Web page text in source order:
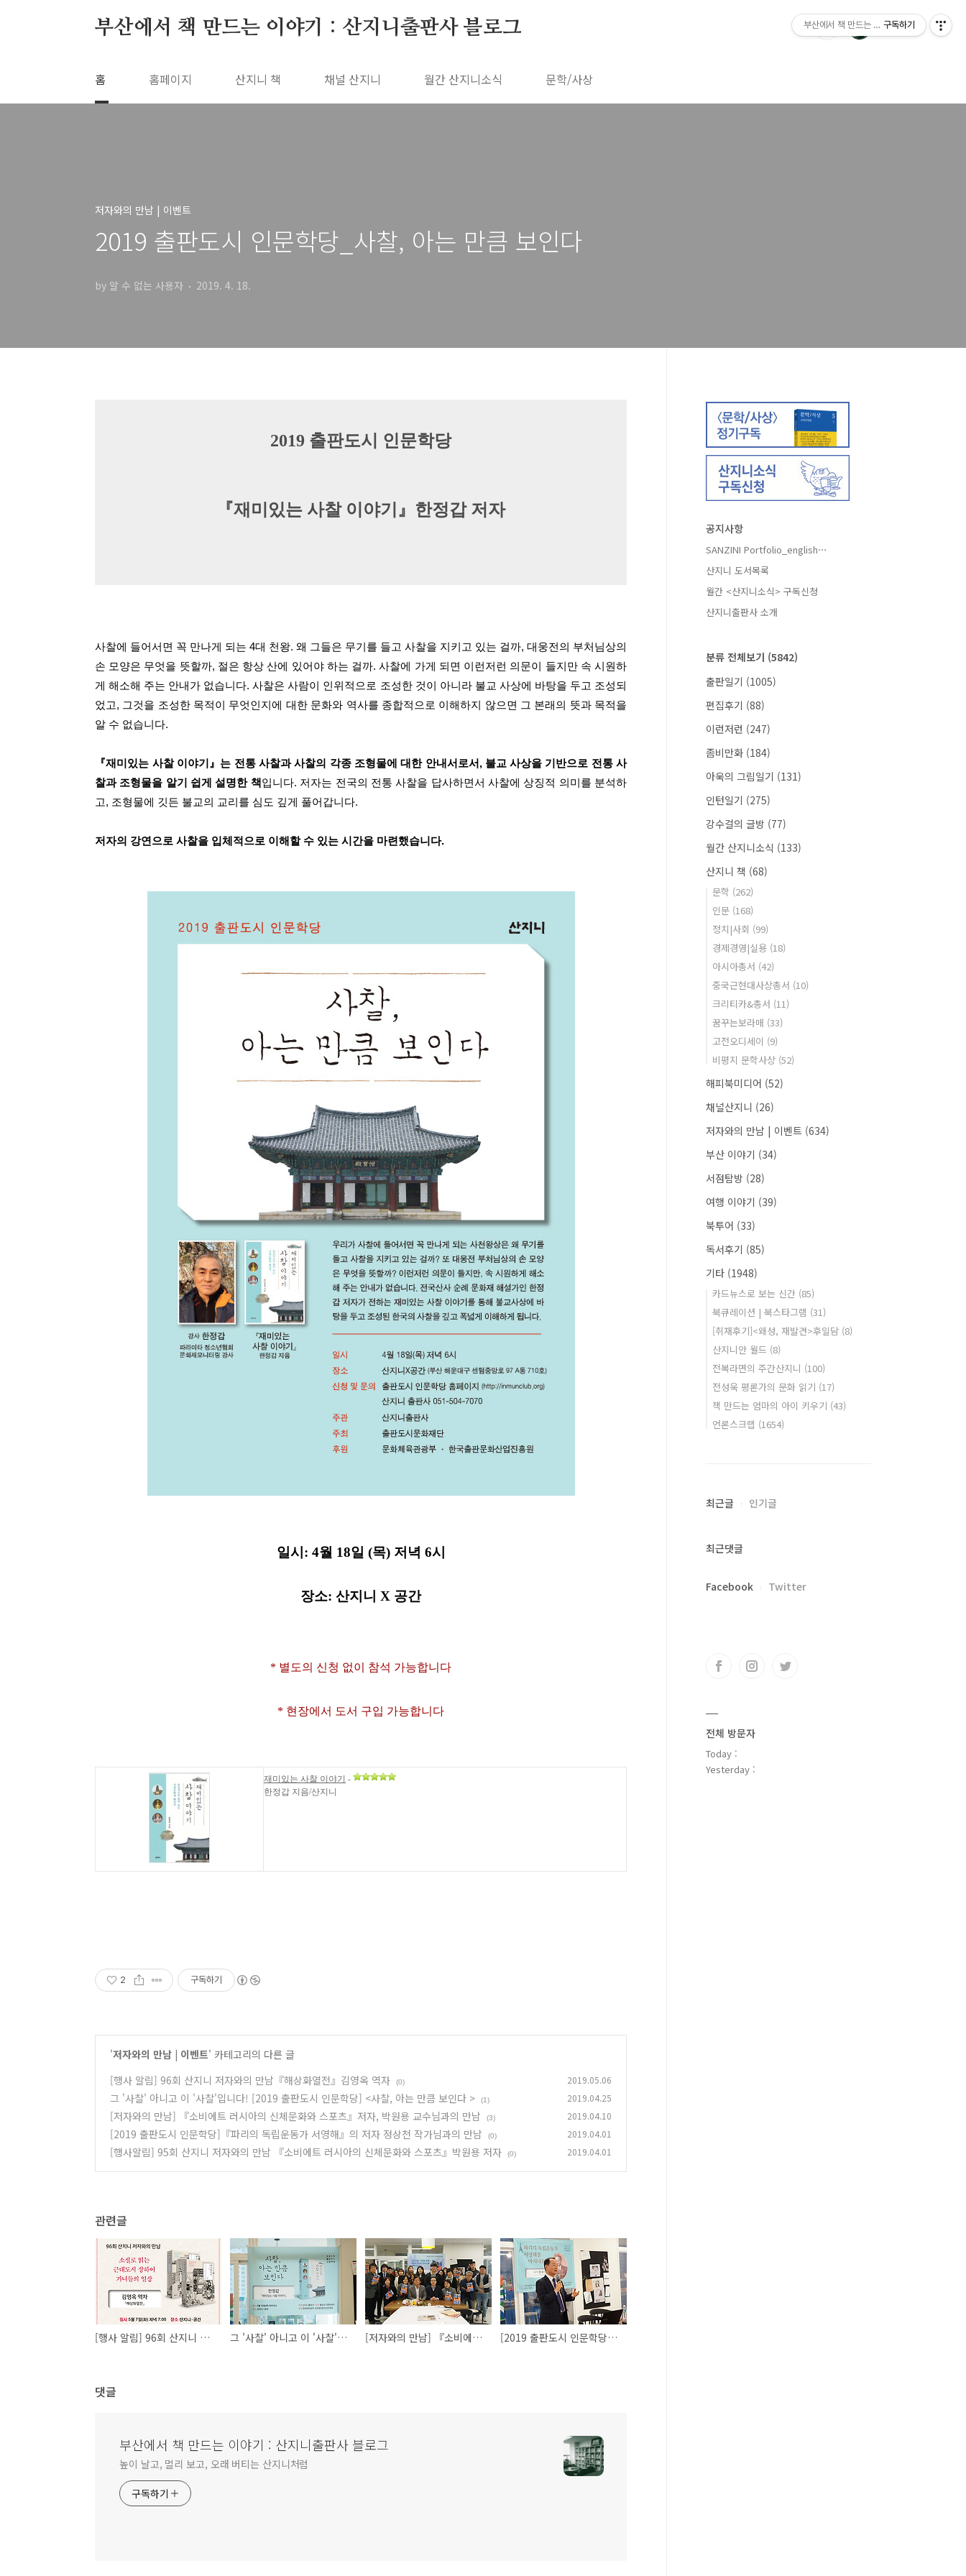
부산에서 책 만드는 이야기 : 산지니출판사 블로그
홈 홈페이지 산지니 책 채널 산지니 월간 산지니소식 문학/사상
저자와의 만남 | 이벤트
2019 출판도시 인문학당_사찰, 아는 만큼 보인다
by 알 수 없는 사용자 2019. 4. 18.
2019 출판도시 인문학당
『재미있는 사찰 이야기 』한정갑저자
사찰에 들어서면 꼭 만나게 되는 4대 천왕. 왜 그들은 무기를 들고 사찰을 지키고 있는 걸까, 대웅전의 부처님상의
손 모양은 무엇을 뜻할까, 절은 항상 산에 있어야 하는 걸까. 사찰에 가게 되면 이런저런 의문이 들지만 속 시원하
게 해소해 주는 안내가 없습니다. 사찰은 사람이 인위적으로 조성한 것이 아니라 불교 사상에 바탕을 두고 조성되
었고, 그것을 조성한 목적이 무엇인지에 대한 문화와 역사를 종합적으로 이해하지 않으면 그 본래의 뜻과 목적을
알 수 없습니다.
『재미있는 사찰 이야기』는 전통 사찰과 사찰의 각종 조형물에 대한 안내서로서, 불교 사상을 기반으로 전통 사
찰과 조형물을 알기 쉽게 설명한 책입니다. 저자는 전국의 전통 사찰을 답사하면서 사찰에 상징적 의미를 분석하
고, 조형물에 깃든 불교의 교리를 심도 깊게 풀어갑니다.
저자의 강연으로 사찰을 입체적으로 이해할 수 있는 시간을 마련했습니다.
일시: 4월 18일 (목) 저녁 6시
장소: 산지니 X 공간
* 별도의 신청 없이 참석 가능합니다
* 현장에서 도서 구입 가능합니다
재미있는 사찰 이야기 -
한정갑 지음/산지니
2 구독하기
'저자와의 만남 | 이벤트' 카테고리의 다른 글
[행사 알림] 96회 산지니 저자와의 만남『해상화열전』김영옥 역자
(0) 2019.05.06
그 '사찰' 아니고 이 '사찰'입니다! [2019 출판도시 인문학당] <사찰, 아는 만큼 보인다 > (1) 2019.04.25
[저자와의 만남] 『소비에트 러시아의 신체문화와 스포츠』저자, 박원용 교수님과의 만남 (3) 2019.04.10
[2019 출판도시 인문학당]『파리의 독립운동가 서영해』의 저자 정상천 작가님과의 만남 (0) 2019.04.01
[행사알림] 95회 산지니 저자와의 만남 『소비에트 러시아의 신체문화와 스포츠』박원용 저자 (0) 2019.04.01
관련글
[행사 알림] 96회 산지니 저자와의 만남『해상화열전』김영옥 역자 그 '사찰' 아니고 이 '사찰'입니다! [2019 출판도시 인문학당] <사찰, 아는 만큼 보인다 > [저자와의 만남] 『소비에트 러시아의 신체문화와 스포츠』저자, 박원용 교수님과의 만남 [2019 출판도시 인문학당]『파리의 독립운동가 서영해』의 저자 정상천 작가님과의 만남
댓글
부산에서 책 만드는 이야기 : 산지니출판사 블로그
높이 날고, 멀리 보고, 오래 버티는 산지니처럼
구독하기
공지사항
SANZINI Portfolio_english⋯
산지니 도서목록
월간 <산지니소식> 구독신청
산지니출판사 소개
분류 전체보기 (5842)
출판일기 (1005)
편집후기 (88)
이런저런 (247)
좀비만화 (184)
아욱의 그림일기 (131)
인턴일기 (275)
강수걸의 글방 (77)
월간 산지니소식 (133)
산지니 책 (68)
문학 (262)
인문 (168)
정치|사회 (99)
경제경영|실용 (18)
아시아총서 (42)
중국근현대사상총서 (10)
크리티카&총서 (11)
꿈꾸는보라매 (33)
고전오디세이 (9)
비평지 문학사상 (52)
해피북미디어 (52)
채널산지니 (26)
저자와의 만남 | 이벤트 (634)
부산 이야기 (34)
서점탐방 (28)
여행 이야기 (39)
북투어 (33)
독서후기 (85)
기타 (1948)
카드뉴스로 보는 신간 (85)
북큐레이션 | 북스타그램 (31)
[취재후기]<왜성, 재발견>후일담 (8)
산지니안 월드 (8)
전복라면의 주간산지니 (100)
전성욱 평론가의 문화 읽기 (17)
책 만드는 엄마의 아이 키우기 (43)
언론스크랩 (1654)
최근글 인기글
최근댓글
Facebook Twitter
전체 방문자
Today :
Yesterday :
부산에서 책 만드는 이야기 : 산지니출판사 블
구독하기